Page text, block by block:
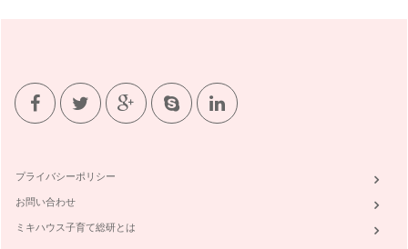
プライバシーポリシー
お問い合わせ
ミキハウス子育て総研とは